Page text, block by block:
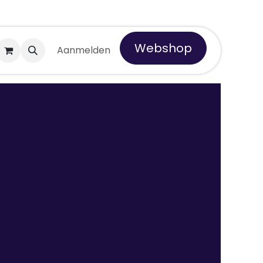
Tempro Aanmelden Webshop